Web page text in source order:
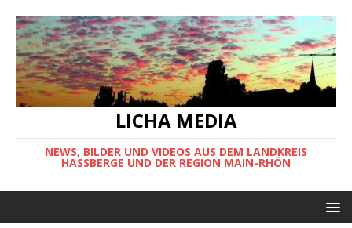
LICHA MEDIA
NEWS, BILDER UND VIDEOS AUS DEM LANDKREIS
HASSBERGE UND DER REGION MAIN-RHÖN